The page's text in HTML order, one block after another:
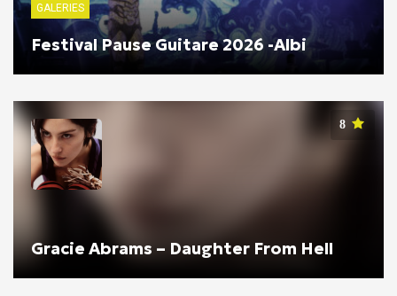
GALERIES
Festival Pause Guitare 2026 -Albi
8
Gracie Abrams – Daughter From Hell